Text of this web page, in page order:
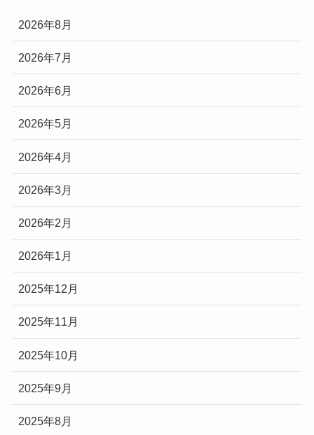
2026年8月
2026年7月
2026年6月
2026年5月
2026年4月
2026年3月
2026年2月
2026年1月
2025年12月
2025年11月
2025年10月
2025年9月
2025年8月